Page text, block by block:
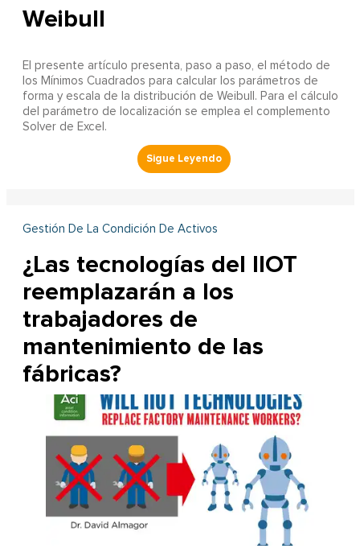
Weibull
El presente artículo presenta, paso a paso, el método de
los Mínimos Cuadrados para calcular los parámetros de
forma y escala de la distribución de Weibull. Para el cálculo
del parámetro de localización se emplea el complemento
Solver de Excel.
Gestión De La Condición De Activos
¿Las tecnologías del IIOT
reemplazarán a los
trabajadores de
mantenimiento de las
fábricas?